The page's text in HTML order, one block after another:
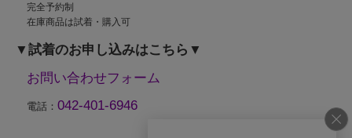
完全予約制
在庫商品は試着・購入可
▼試着のお申し込みはこちら▼
お問い合わせフォーム
電話： 042-401-6946